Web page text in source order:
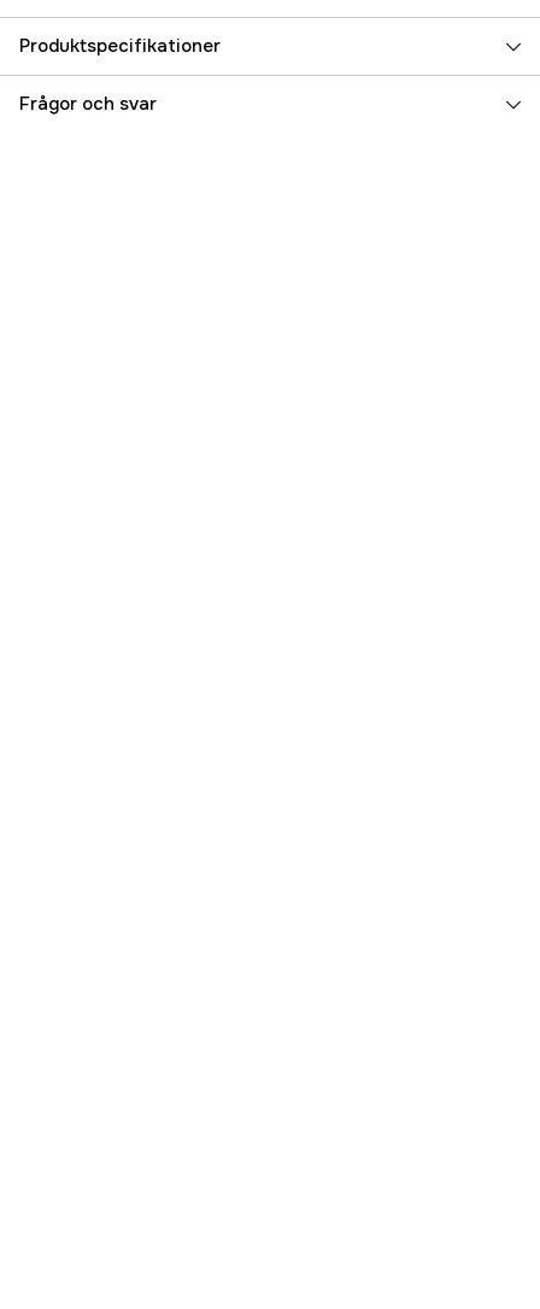
Produktspecifikationer
Referensnummer 5000022449
Frågor och svar